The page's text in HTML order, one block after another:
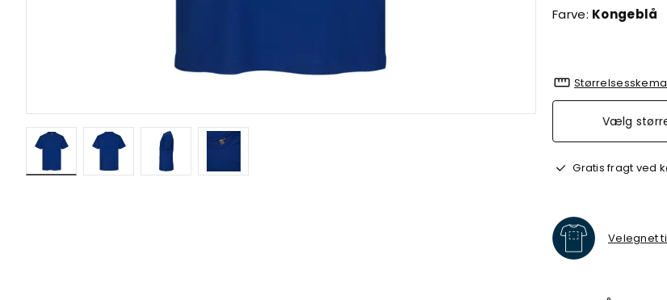
Farve: Kongeblå
Størrelsesskema
Vælg
Gratis fragt ved
Velegnet